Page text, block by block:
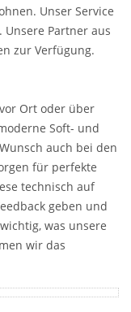
Unser Service
Partner aus
zur Verfügung.
Ort oder über
Soft- und
auch bei den
für perfekte
technisch auf
geben und
was unsere
wir das